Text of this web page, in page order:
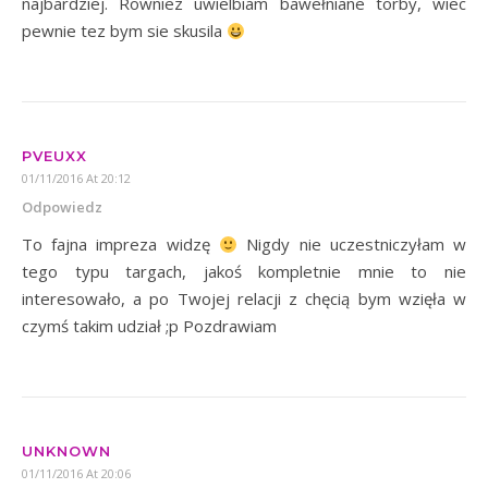
pewnie tez bym sie skusila
PVEUXX
01/11/2016 At 20:12
Odpowiedz
To fajna impreza widzę
Nigdy nie uczestniczyłam w
tego typu targach, jakoś kompletnie mnie to nie
interesowało, a po Twojej relacji z chęcią bym wzięła w
czymś takim udział ;p Pozdrawiam
UNKNOWN
01/11/2016 At 20:06